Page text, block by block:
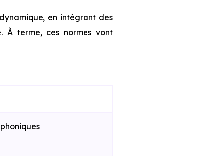
en intégrant des
À terme, ces normes vont